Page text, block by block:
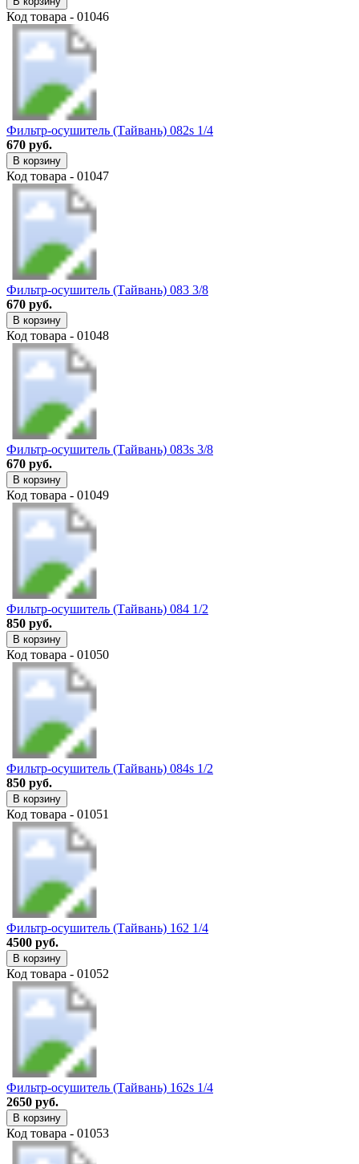
Код товара - 01046
Фильтр-осушитель (Тайвань) 082s 1/4
670 руб.
В корзину
Код товара - 01047
Фильтр-осушитель (Тайвань) 083 3/8
670 руб.
В корзину
Код товара - 01048
Фильтр-осушитель (Тайвань) 083s 3/8
670 руб.
В корзину
Код товара - 01049
Фильтр-осушитель (Тайвань) 084 1/2
850 руб.
В корзину
Код товара - 01050
Фильтр-осушитель (Тайвань) 084s 1/2
850 руб.
В корзину
Код товара - 01051
Фильтр-осушитель (Тайвань) 162 1/4
4500 руб.
В корзину
Код товара - 01052
Фильтр-осушитель (Тайвань) 162s 1/4
2650 руб.
В корзину
Код товара - 01053